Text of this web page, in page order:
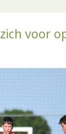
voor